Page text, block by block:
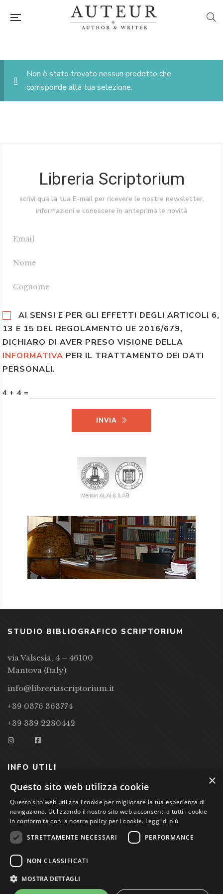
Non è stato trovato nessun prodotto che
corrisponde alla tua selezione.
Libreria Scriptorium
scrivi qua la tua E-mail per ricevere le nostre newsletter,
informazioni e conoscere in anteprima le novità
AI SENSI E PER GLI EFFETTI DEGLI ARTICOLI 6,
13 E 15 DEL REGOLAMENTO UE 2016/679,
DICHIARO DI AVER PRESO VISIONE DELLA
INFORMATIVA PER IL TRATTAMENTO DEI DATI
PERSONALI.
4 + 4 =
INVIA
STUDIO BIBLIOGRAFICO SCRIPTORIUM
via Valsesia, 4 – 46100
Mantova (Italy)
info@libreriascriptorium.it
+39 0376 363774
+39 339 2280442
INFO UTILI
CONDIZIONI DI VENDITA
PRIVACY POLICY
COOKIE POLICY
Studio Bibliografico Scriptorium Dott.ssa Sara Bassi VAT
nr. 01744000207
×
Questo sito web utilizza cookie
Questo sito web utilizza i cookie per migliorare la tua esperienza di
navigazione. Utilizzando il nostro sito web acconsenti a tutti i cookie
in conformità con la nostra policy per i cookie. Leggi di più
STRETTAMENTE NECESSARI
PERFORMANCE
NON CLASSIFICATI
MOSTRA DETTAGLI